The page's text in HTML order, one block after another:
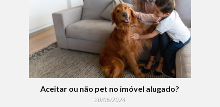
Aceitar ou não pet no imóvel alugado?
20/06/2024